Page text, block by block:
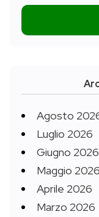
Agosto
Luglio 2026
Giugno 2026
Maggio 2026
Aprile 2026
Marzo 2026